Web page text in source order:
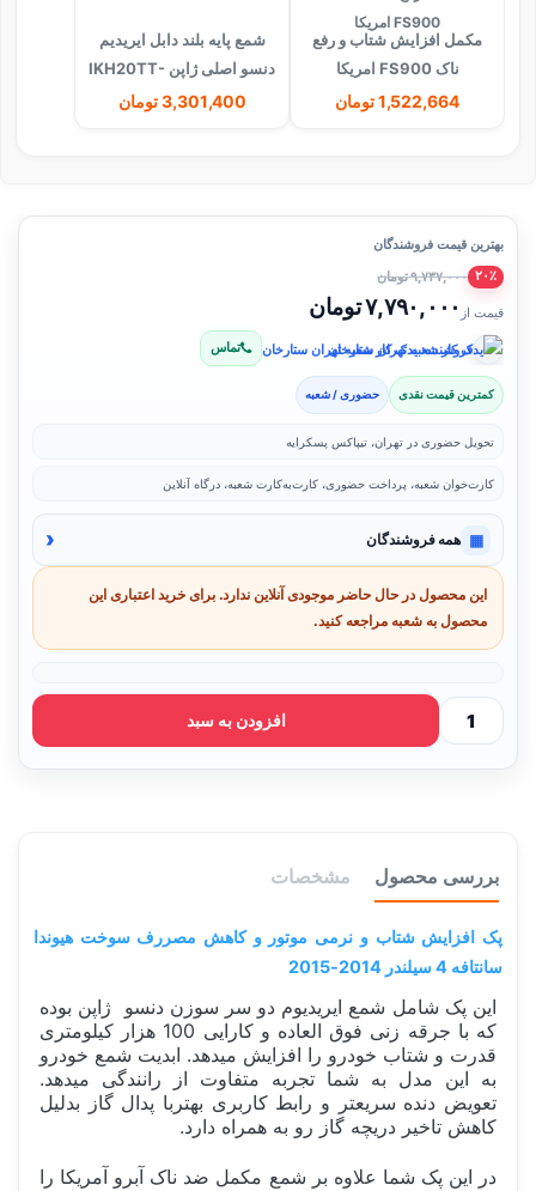
مکمل افزایش شتاب و رفع
ناک FS900 امریکا
1,522,664 تومان
شمع پایه بلند دابل ایریدیم
دنسو اصلی ژاپن IKH20TT-
4704
3,301,400 تومان
بهترین قیمت فروشندگان
۲۰٪ ۹,۷۳۷,۰۰۰ تومان
قیمت از ۷,۷۹۰,۰۰۰ تومان
فروشنده: یدک کار شعبه تهران ستارخان تماس
کمترین قیمت نقدی حضوری / شعبه
تحویل حضوری در تهران، تیپاکس پسکرایه
کارت‌خوان شعبه، پرداخت حضوری، کارت‌به‌کارت شعبه، درگاه آنلاین
▦ همه فروشندگان ‹
این محصول در حال حاضر موجودی آنلاین ندارد. برای خرید اعتباری این
محصول به شعبه مراجعه کنید.
افزودن به سبد
بررسی محصول مشخصات
پک افزایش شتاب و نرمی موتور و کاهش مصررف سوخت هیوندا
سانتافه 4 سیلندر 2014-2015
این پک شامل شمع ایریدیوم دو سر سوزن دنسو ژاپن بوده
که با جرقه زنی فوق العاده و کارایی 100 هزار کیلومتری
قدرت و شتاب خودرو را افزایش میدهد. ابدیت شمع خودرو
به این مدل به شما تجربه متفاوت از رانندگی میدهد.
تعویض دنده سریعتر و رابط کاربری بهتربا پدال گاز بدلیل
کاهش تاخیر دریچه گاز رو به همراه دارد.
در این پک شما علاوه بر شمع مکمل ضد ناک آبرو آمریکا را